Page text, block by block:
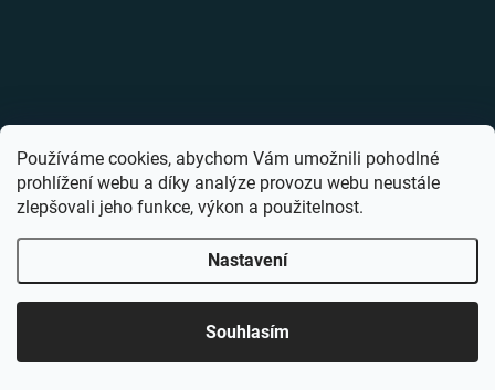
Používáme cookies, abychom Vám umožnili pohodlné
prohlížení webu a díky analýze provozu webu neustále
zlepšovali jeho funkce, výkon a použitelnost.
Nastavení
Souhlasím